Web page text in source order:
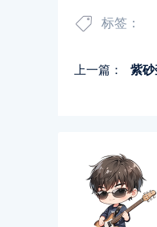
标签：
上一篇： 紫砂